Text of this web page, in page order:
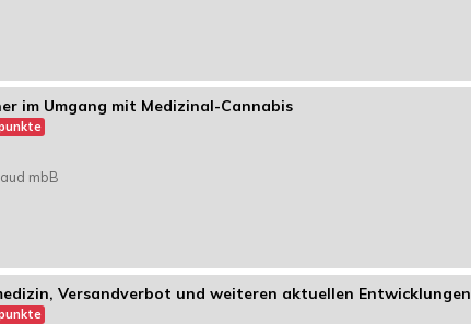
im Umgang mit Medizinal-Cannabis
mbB
Versandverbot und weiteren aktuellen Entwicklungen